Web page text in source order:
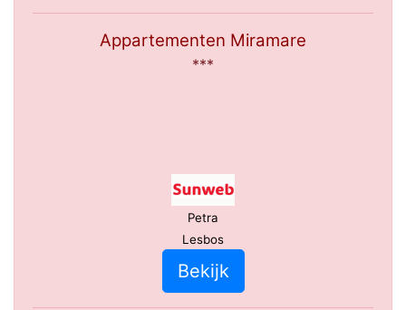
Appartementen Miramare
***
Petra
Lesbos
Bekijk